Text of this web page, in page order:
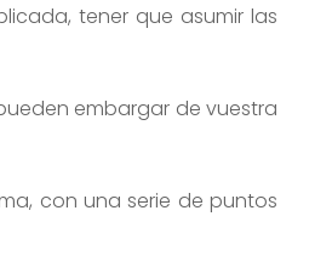
tener que asumir las
embargar de vuestra
con una serie de puntos